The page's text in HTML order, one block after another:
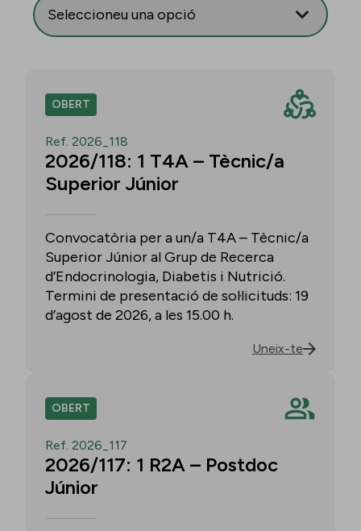
OBERT
Ref. 2026_118
2026/118: 1 T4A – Tècnic/a
Superior Júnior
Convocatòria per a un/a T4A – Tècnic/a
Superior Júnior al Grup de Recerca
d’Endocrinologia, Diabetis i Nutrició.
Termini de presentació de sol·licituds: 19
d’agost de 2026, a les 15.00 h.
Uneix-te
OBERT
Ref. 2026_117
2026/117: 1 R2A – Postdoc
Júnior